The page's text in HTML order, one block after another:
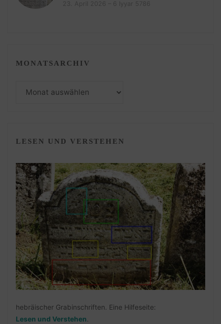
MONATSARCHIV
Monatsarchiv
LESEN UND VERSTEHEN
hebräischer Grabinschriften. Eine Hilfeseite:
Lesen und Verstehen